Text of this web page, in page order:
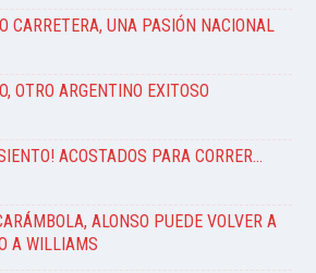
CARRETERA, UNA PASIÓN NACIONAL
OTRO ARGENTINO EXITOSO
ACOSTADOS PARA CORRER…
ALONSO PUEDE VOLVER A
A WILLIAMS